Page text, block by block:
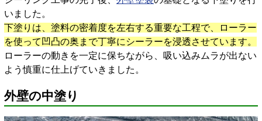
いました。
下塗りは、塗料の密着度を左右する重要な工程で、ローラー
を使って凹凸の奥まで丁寧にシーラーを浸透させています。
ローラーの動きを一定に保ちながら、吸い込みムラが出ない
よう慎重に仕上げていきました。
外壁の中塗り